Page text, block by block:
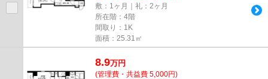
敷：1ヶ月｜礼：2ヶ月
所在階：4階
間取り：1K
面積：25.31㎡
8.9万円
(管理費・共益費 5,000円)